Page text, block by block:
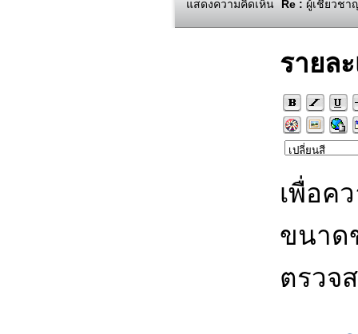
แสดงความคิดเห็น Re : ผู้เชี่ยวชา
รายล
เพื่อค
ขนาด
ตรวจ